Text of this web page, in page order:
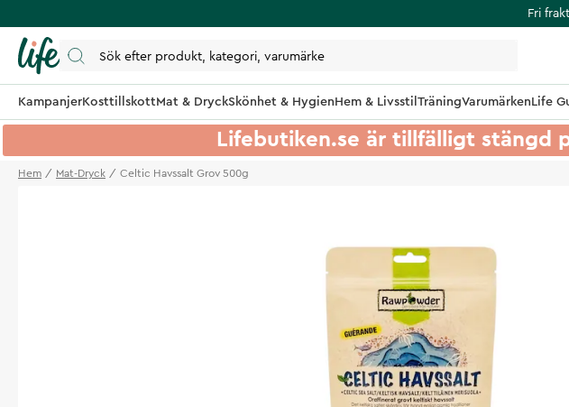
Fri
KampanjerKosttillskottMat & DryckSkönhet & HygienHem & Livsstil TräningVarumärkenLife
Lifebutiken.se är tillfälligt stängd
Hem Mat-Dryck Celtic Havssalt Grov 500g